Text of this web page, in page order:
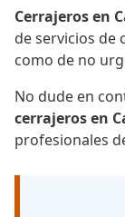
Cerrajeros en
de servicios de
como de no
No dude en
cerrajeros en
profesionales